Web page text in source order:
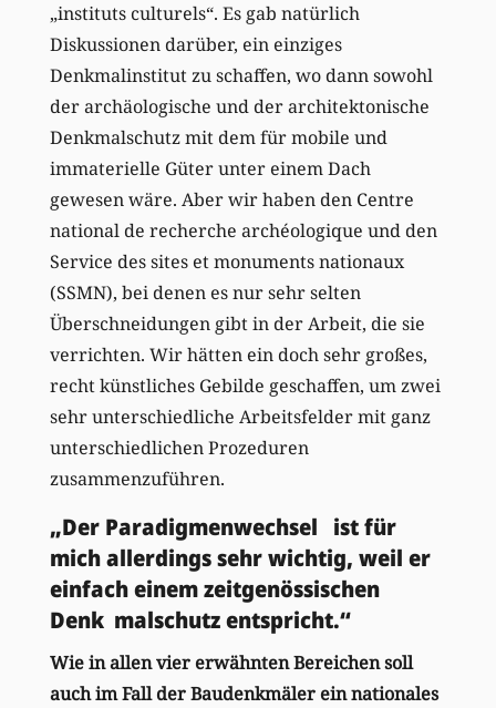
„instituts culturels“. Es gab natürlich
Diskussionen darüber, ein einziges
Denkmalinstitut zu schaffen, wo dann sowohl
der archäologische und der architektonische
Denkmalschutz mit dem für mobile und
immaterielle Güter unter einem Dach
gewesen wäre. Aber wir haben den Centre
national de recherche archéologique und den
Service des sites et monuments nationaux
(SSMN), bei denen es nur sehr selten
Überschneidungen gibt in der Arbeit, die sie
verrichten. Wir hätten ein doch sehr großes,
recht künstliches Gebilde geschaffen, um zwei
sehr unterschiedliche Arbeitsfelder mit ganz
unterschiedlichen Prozeduren
zusammenzuführen.
„Der Paradigmenwechsel ist für
mich allerdings sehr wichtig, weil er
einfach einem zeitgenössischen
Denk malschutz entspricht.“
Wie in allen vier erwähnten Bereichen soll
auch im Fall der Baudenkmäler ein nationales